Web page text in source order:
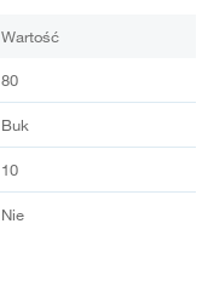
Wartość
80
Buk
10
Nie